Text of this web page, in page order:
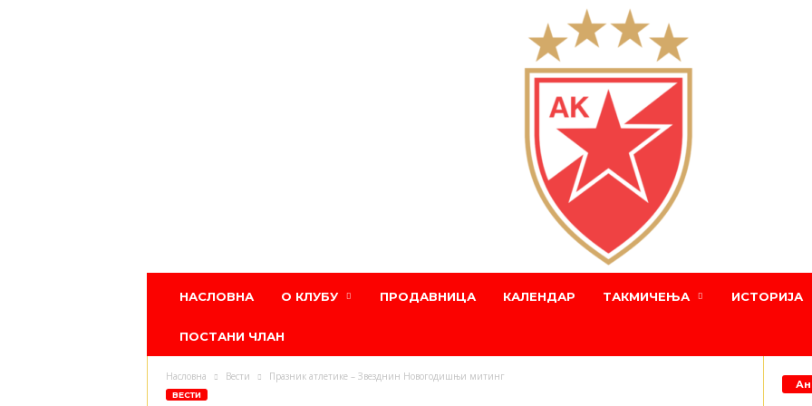
звезда
НАСЛОВНА О КЛУБУ ПРОДАВНИЦА КАЛЕНДАР ТАКМИЧЕЊА ИСТОРИЈА
ПОСТАНИ ЧЛАН
Насловна Вести Празник атлетике – Звезднин Новогодишњи митинг
ВЕСТИ